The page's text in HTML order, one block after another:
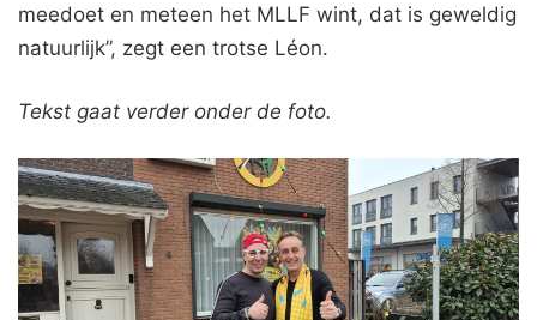
meedoet en meteen het MLLF wint, dat is geweldig
natuurlijk”, zegt een trotse Léon.
Tekst gaat verder onder de foto.